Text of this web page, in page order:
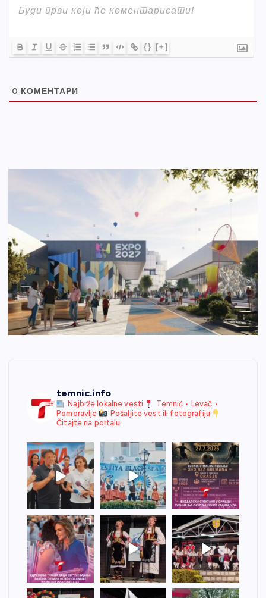
{} [+]
0 КОМЕНТАРИ
temnic.info
Najbrže lokalne vesti
Temnić • Levač •
Pomoravlje
Pošaljite vest ili fotografiju
Čitajte na portalu